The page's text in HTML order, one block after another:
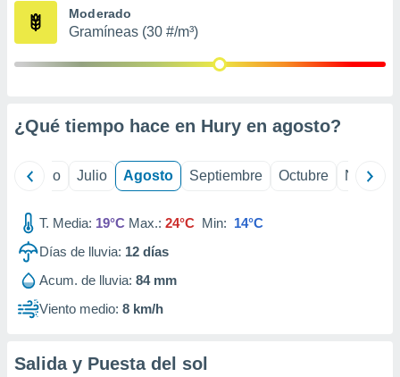
publicidad
publicidad
1199
Moderado
Gramíneas (30 #/m³)
¿Qué tiempo hace en Hury en agosto?
Junio Julio Agosto Septiembre Octubre
T. Media: 19°C Max.: 24°C Min: 14°C
Días de lluvia: 12 días
Acum. de lluvia: 84 mm
Viento medio: 8 km/h
Salida y Puesta del sol